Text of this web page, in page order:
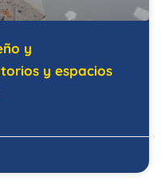
y
y espacios